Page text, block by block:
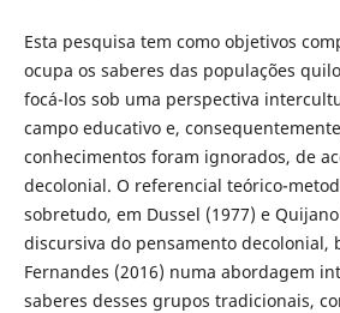
Esta pesquisa tem como objetivos
ocupa os saberes das populações
focá-los sob uma perspectiva
campo educativo e,
conhecimentos foram ignorados, de
decolonial. O referencial teórico-
sobretudo, em Dussel (1977) e
discursiva do pensamento decolonial,
Fernandes (2016) numa abordagem
saberes desses grupos tradicionais,